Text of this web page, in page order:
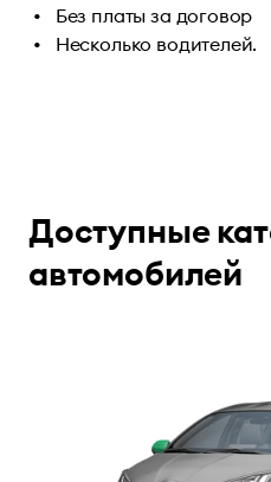
Без платы за договор
Несколько водителей.
Доступные
автомобилей